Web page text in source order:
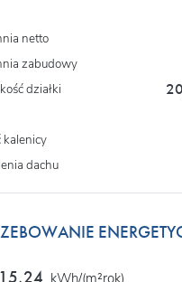
netto
zabudowy
działki
dachu
15,24 kWh/(m²rok)